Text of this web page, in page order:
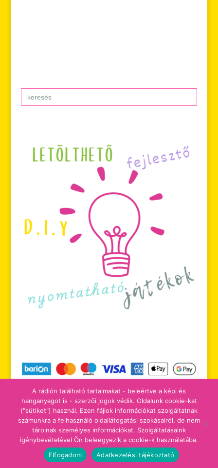
Search
for:
tájékoztatók adomány/támogatás
A rádión található tartalmakat - beleértve a képi és
hanganyagot is - szerzői jogok védik. Oldalunk cookie-kat
("sütiket") használ. Ezen fájlok információkat szolgáltatnak
számunkra a felhasználó oldallátogatási szokásairól, de nem
tárolnak személyes információkat. Szolgáltatásaink
igénybevételével Ön beleegyezik a cookie-k használatába.
Elfogadom
Adatkezelési tájékoztató